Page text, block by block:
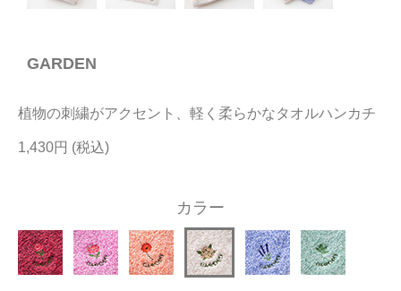
当サイトについて
大量購入・法人向けの購入の方は
GARDEN
植物の刺繍がアクセント、軽く柔らかなタオルハンカチ
1,430円
カラー